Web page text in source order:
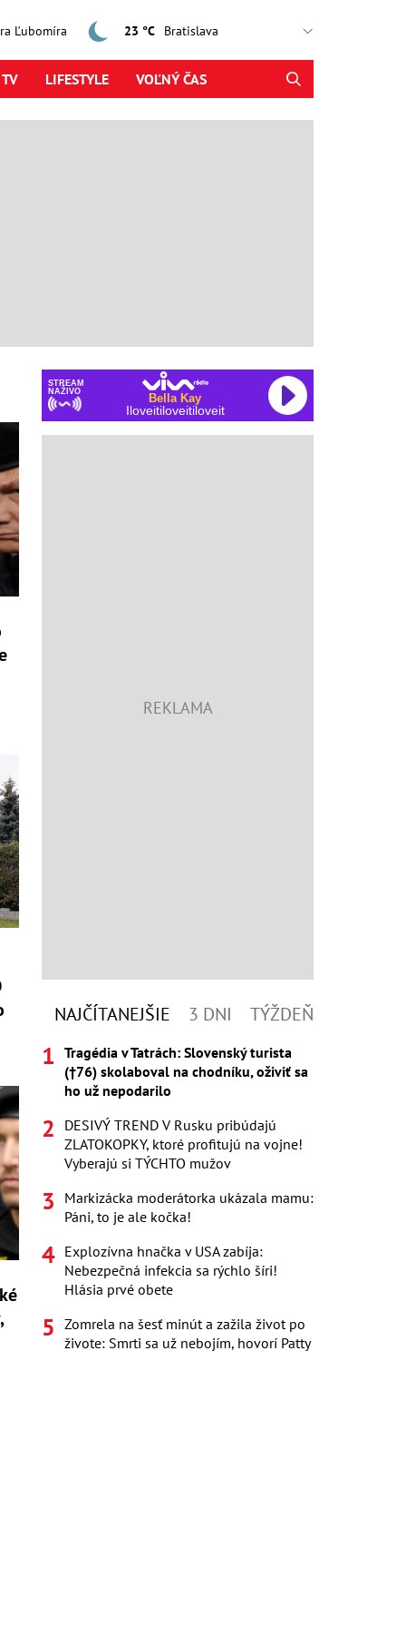
Ľubomíra 23 °C
LIFESTYLE VOĽNÝ ČAS
STREAM
NAŽIVO
Bella Kay
Iloveitiloveitiloveit
NAJČÍTANEJŠIE 3 DNI TÝŽDEŇ
Tragédia v Tatrách: Slovenský turista
(†76) skolaboval na chodníku, oživiť sa
ho už nepodarilo
DESIVÝ TREND V Rusku pribúdajú
ZLATOKOPKY, ktoré profitujú na vojne!
Vyberajú si TÝCHTO mužov
Markizácka moderátorka ukázala mamu:
Páni, to je ale kočka!
Explozívna hnačka v USA zabíja:
Nebezpečná infekcia sa rýchlo šíri!
Hlásia prvé obete
Zomrela na šesť minút a zažila život po
živote: Smrti sa už nebojím, hovorí Patty